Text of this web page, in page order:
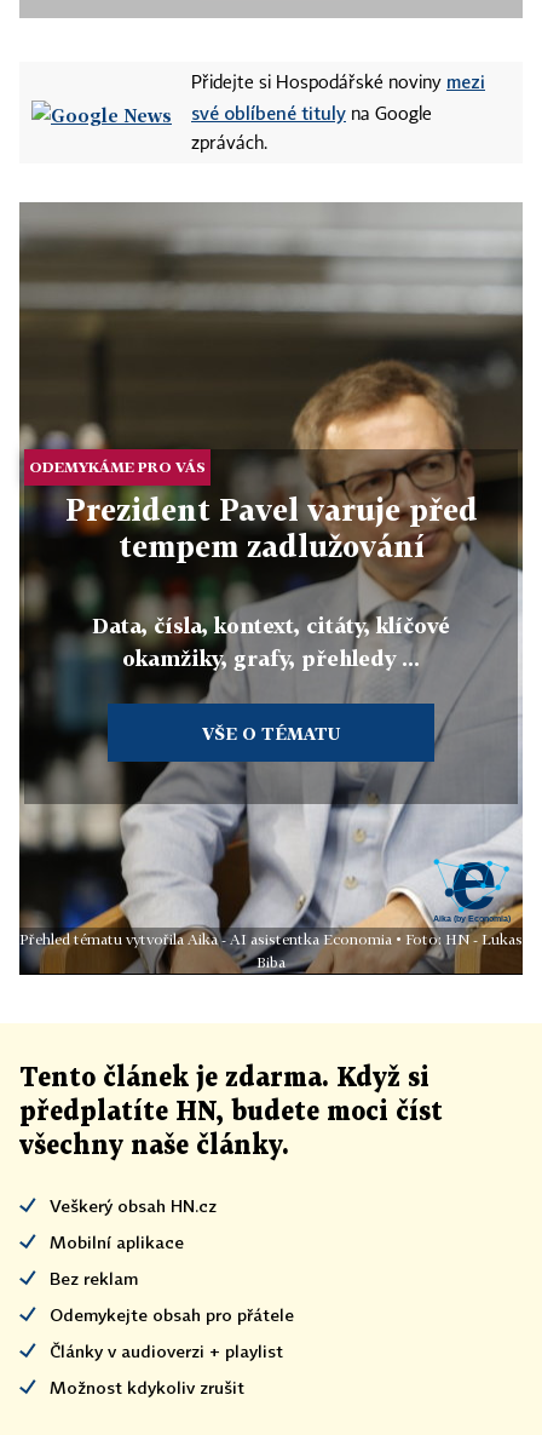
Přidejte si Hospodářské noviny mezi
své oblíbené tituly na Google
zprávách.
ODEMYKÁME PRO VÁS
Prezident Pavel varuje před
tempem zadlužování
Data, čísla, kontext, citáty, klíčové
okamžiky, grafy, přehledy ...
VŠE O TÉMATU
Přehled tématu vytvořila Aika - AI asistentka Economia • Foto: HN - Lukas
Biba
Tento článek je zdarma. Když si
předplatíte HN, budete moci číst
všechny naše články.
Veškerý obsah HN.cz
Mobilní aplikace
Bez reklam
Odemykejte obsah pro přátele
Články v audioverzi + playlist
Možnost kdykoliv zrušit